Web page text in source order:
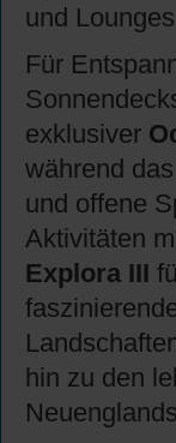
und
Für
exklusiver
während
und offene
Aktivitäten
Explora III
hin zu den